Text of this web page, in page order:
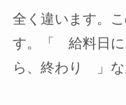
全く違います。
す。「 給料日に
ら、終わり 」な